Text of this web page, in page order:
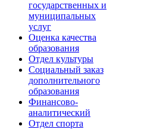
государственных и
муниципальных
услуг
Оценка качества
образования
Отдел культуры
Социальный заказ
дополнительного
образования
Финансово-
аналитический
Отдел спорта